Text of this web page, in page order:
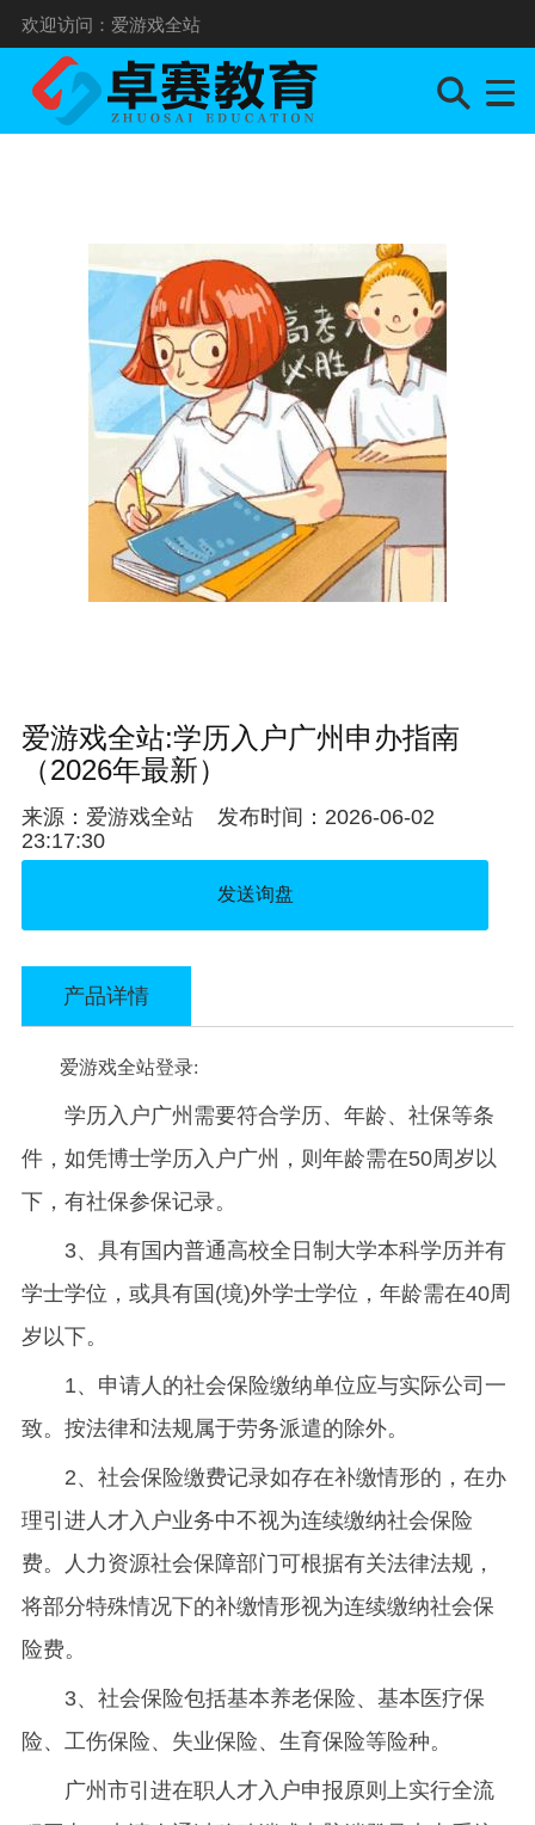
欢迎访问：爱游戏全站
爱游戏全站:学历入户广州申办指南
（2026年最新）
来源： 爱游戏全站发布时间：2026-06-02
23:17:30
发送询盘
产品详情
爱游戏全站登录:
学历入户广州需要符合学历、年龄、社保等条
件，如凭博士学历入户广州，则年龄需在50周岁以
下，有社保参保记录。
3、具有国内普通高校全日制大学本科学历并有
学士学位，或具有国(境)外学士学位，年龄需在40周
岁以下。
1、申请人的社会保险缴纳单位应与实际公司一
致。按法律和法规属于劳务派遣的除外。
2、社会保险缴费记录如存在补缴情形的，在办
理引进人才入户业务中不视为连续缴纳社会保险
费。人力资源社会保障部门可根据有关法律法规，
将部分特殊情况下的补缴情形视为连续缴纳社会保
险费。
3、社会保险包括基本养老保险、基本医疗保
险、工伤保险、失业保险、生育保险等险种。
广州市引进在职人才入户申报原则上实行全流